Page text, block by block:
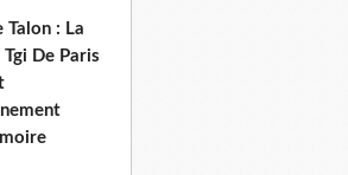
Talon : La
De Paris